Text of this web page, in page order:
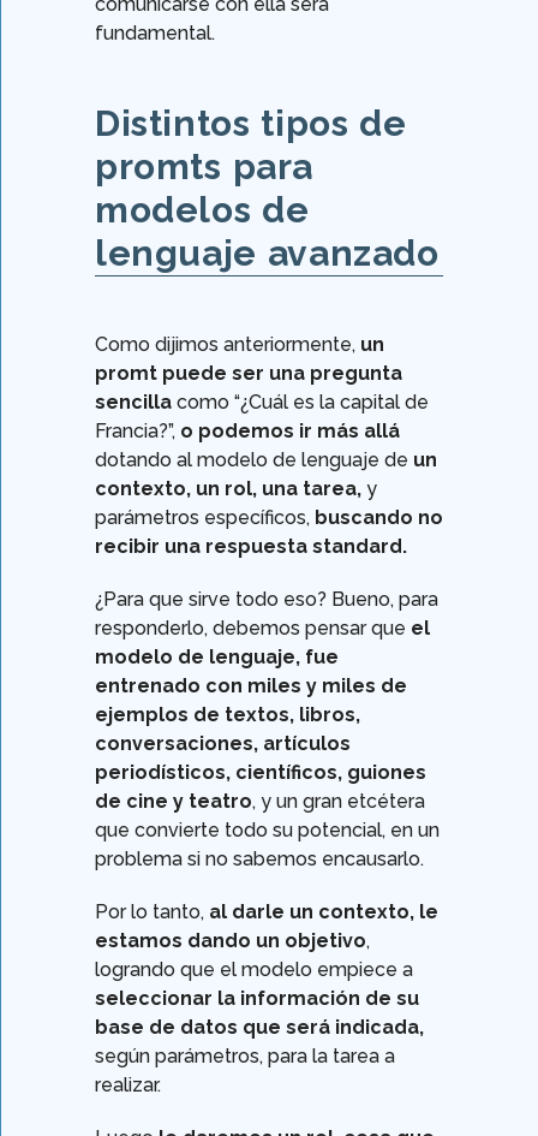
fundamental.
Distintos tipos de
promts para
modelos de
lenguaje avanzado
Como dijimos anteriormente, un
promt puede ser una pregunta
sencilla como “¿Cuál es la capital de
Francia?”, o podemos ir más allá
dotando al modelo de lenguaje de un
contexto, un rol, una tarea, y
parámetros específicos, buscando no
recibir una respuesta standard.
¿Para que sirve todo eso? Bueno, para
responderlo, debemos pensar que el
modelo de lenguaje, fue
entrenado con miles y miles de
ejemplos de textos, libros,
conversaciones, artículos
periodísticos, científicos, guiones
de cine y teatro, y un gran etcétera
que convierte todo su potencial, en un
problema si no sabemos encausarlo.
Por lo tanto, al darle un contexto, le
estamos dando un objetivo,
logrando que el modelo empiece a
seleccionar la información de su
base de datos que será indicada,
según parámetros, para la tarea a
realizar.